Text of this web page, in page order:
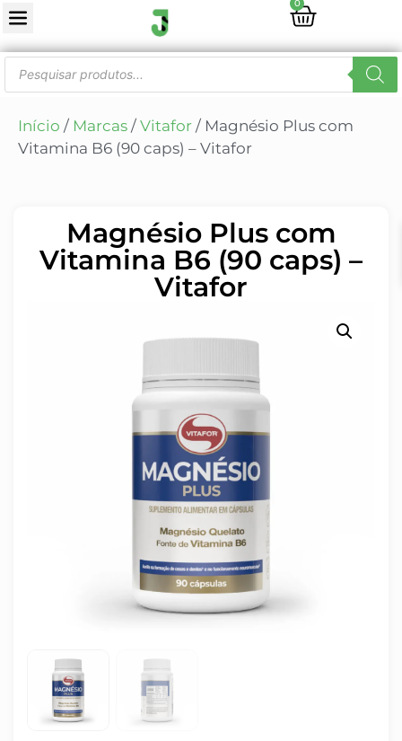
0
Início / Marcas / Vitafor / Magnésio Plus com
Vitamina B6 (90 caps) – Vitafor
Magnésio Plus com
Vitamina B6 (90 caps) –
Vitafor